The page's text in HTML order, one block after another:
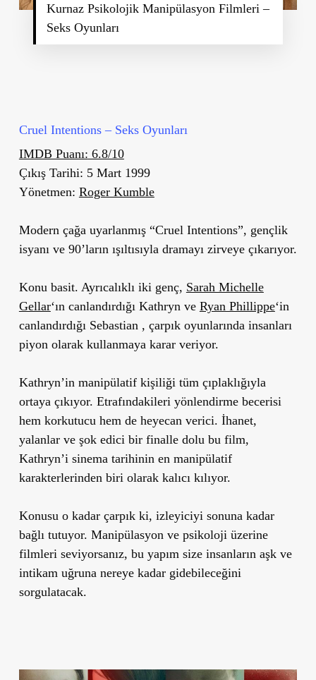
Kurnaz Psikolojik Manipülasyon Filmleri –
Seks Oyunları
Cruel Intentions – Seks Oyunları
IMDB Puanı: 6.8/10
Çıkış Tarihi: 5 Mart 1999
Yönetmen: Roger Kumble
Modern çağa uyarlanmış “Cruel Intentions”, gençlik
isyanı ve 90’ların ışıltısıyla dramayı zirveye çıkarıyor.
Konu basit. Ayrıcalıklı iki genç, Sarah Michelle
Gellar‘ın canlandırdığı Kathryn ve Ryan Phillippe‘in
canlandırdığı Sebastian , çarpık oyunlarında insanları
piyon olarak kullanmaya karar veriyor.
Kathryn’in manipülatif kişiliği tüm çıplaklığıyla
ortaya çıkıyor. Etrafındakileri yönlendirme becerisi
hem korkutucu hem de heyecan verici. İhanet,
yalanlar ve şok edici bir finalle dolu bu film,
Kathryn’i sinema tarihinin en manipülatif
karakterlerinden biri olarak kalıcı kılıyor.
Konusu o kadar çarpık ki, izleyiciyi sonuna kadar
bağlı tutuyor. Manipülasyon ve psikoloji üzerine
filmleri seviyorsanız, bu yapım size insanların aşk ve
intikam uğruna nereye kadar gidebileceğini
sorgulatacak.